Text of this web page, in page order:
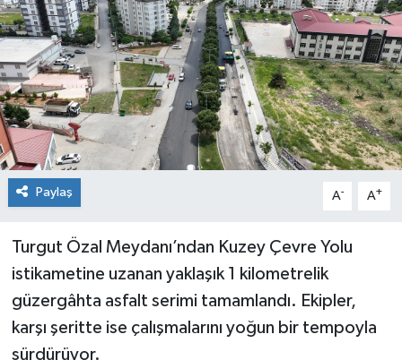
Paylaş A- A+
Turgut Özal Meydanı’ndan Kuzey Çevre Yolu
istikametine uzanan yaklaşık 1 kilometrelik
güzergâhta asfalt serimi tamamlandı. Ekipler,
karşı şeritte ise çalışmalarını yoğun bir tempoyla
sürdürüyor.